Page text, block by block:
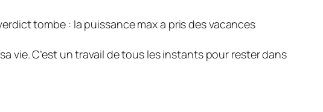
tombe : la puissance max a pris des vacances
vie. C’est un travail de tous les instants pour rester dans